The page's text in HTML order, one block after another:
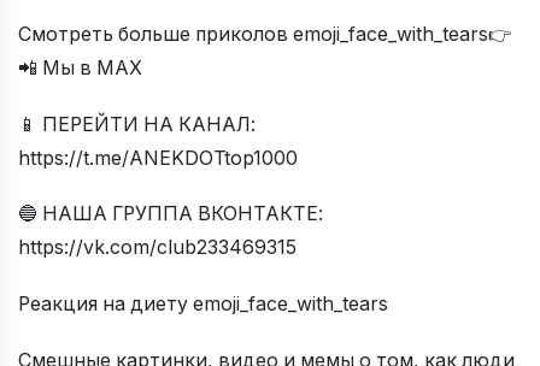
Смотреть больше приколов emoji_face_with_tears👉
📲 Мы в МАХ
📱 ПЕРЕЙТИ НА КАНАЛ:
https://t.me/ANEKDOTtop1000
🔵 НАША ГРУППА ВКОНТАКТЕ:
https://vk.com/club233469315
Реакция на диету emoji_face_with_tears
Смешные картинки, видео и мемы о том, как люди